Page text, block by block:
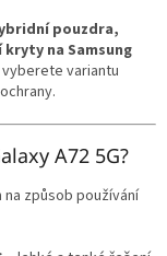
pouzdra,
na Samsung
variantu
A72 5G?
způsob používání